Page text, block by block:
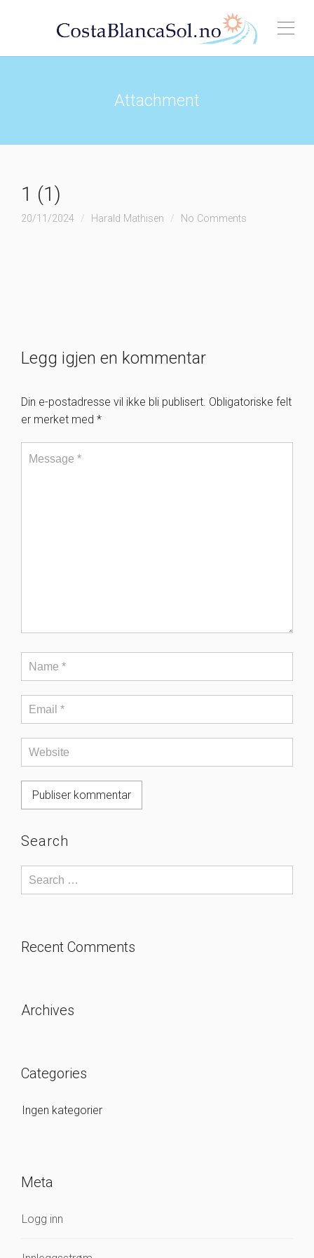
Attachment
1 (1)
20/11/2024 Harald Mathisen No Comments
Legg igjen en kommentar
Din e-postadresse vil ikke bli publisert. Obligatoriske felt
er merket med *
Search
Recent Comments
Archives
Categories
Ingen kategorier
Meta
Logg inn